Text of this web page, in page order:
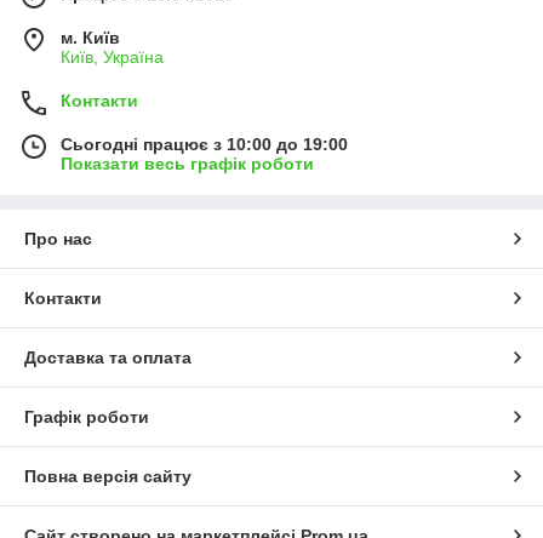
м. Київ
Київ, Україна
Контакти
Сьогодні працює з 10:00 до 19:00
Показати весь графік роботи
Про нас
Контакти
Доставка та оплата
Графік роботи
Повна версія сайту